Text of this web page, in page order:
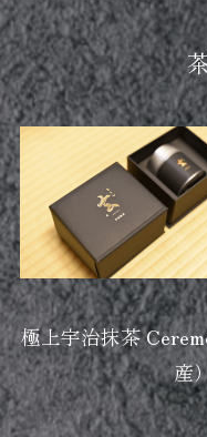
極上宇治抹茶
産